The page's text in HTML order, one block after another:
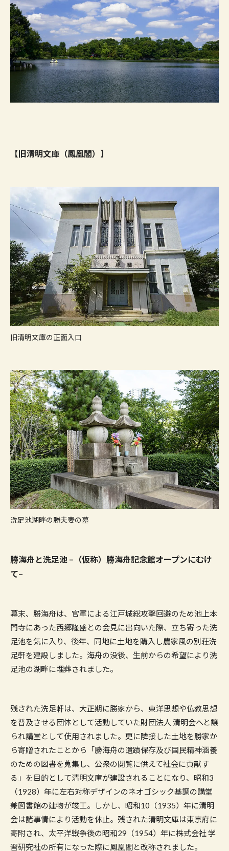
【旧清明文庫（鳳凰閣） 】
旧清明文庫の正面入口
洗足池湖畔の勝夫妻の墓
勝海舟と洗足池 −（仮称）勝海舟記念館オープンにむけ
て−
幕末、勝海舟は、官軍による江戸城総攻撃回避のため池上本
門寺にあった西郷隆盛との会見に出向いた際、立ち寄った洗
足池を気に入り、後年、同地に土地を購入し農家風の別荘洗
足軒を建設しました。海舟の没後、生前からの希望により洗
足池の湖畔に埋葬されました。
残された洗足軒は、大正期に勝家から、東洋思想や仏教思想
を普及させる団体として活動していた財団法人 清明会へと譲
られ講堂として使用されました。更に隣接した土地を勝家か
ら寄贈されたことから「勝海舟の遺蹟保存及び国民精神涵養
のための図書を蒐集し、公衆の閲覧に供えて社会に貢献す
る」を目的として清明文庫が建設されることになり、昭和3
（1928）年に左右対称デザインのネオゴシック基調の講堂
兼図書館の建物が竣工。しかし、昭和10（1935）年に清明
会は諸事情により活動を休止。残された清明文庫は東京府に
寄附され、太平洋戦争後の昭和29（1954）年に株式会社 学
習研究社の所有になった際に鳳凰閣と改称されました。